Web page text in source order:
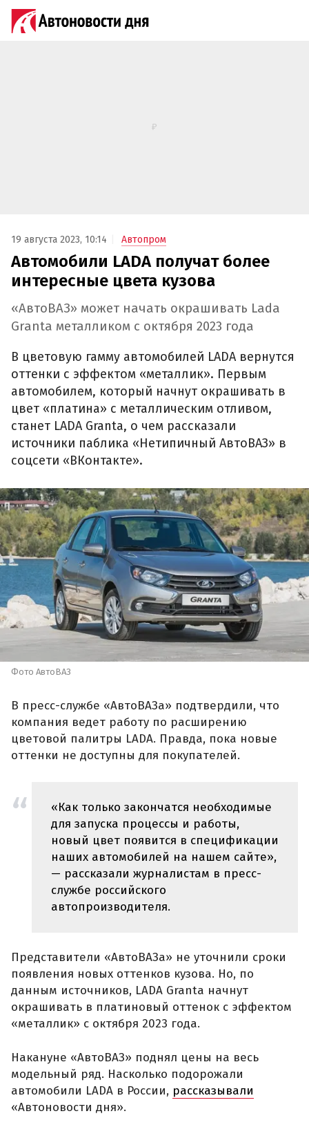
19 августа 2023, 10:14 Автопром
Автомобили LADA получат более
интересные цвета кузова
«АвтоВАЗ» может начать окрашивать Lada
Granta металликом с октября 2023 года
В цветовую гамму автомобилей LADA вернутся
оттенки с эффектом «металлик». Первым
автомобилем, который начнут окрашивать в
цвет «платина» с металлическим отливом,
станет LADA Granta, о чем рассказали
источники паблика «Нетипичный АвтоВАЗ» в
соцсети «ВКонтакте».
Фото АвтоВАЗ
В пресс-службе «АвтоВАЗа» подтвердили, что
компания ведет работу по расширению
цветовой палитры LADA. Правда, пока новые
оттенки не доступны для покупателей.
«Как только закончатся необходимые
для запуска процессы и работы,
новый цвет появится в спецификации
наших автомобилей на нашем сайте»,
— рассказали журналистам в пресс-
службе российского
автопроизводителя.
Представители «АвтоВАЗа» не уточнили сроки
появления новых оттенков кузова. Но, по
данным источников, LADA Granta начнут
окрашивать в платиновый оттенок с эффектом
«металлик» с октября 2023 года.
Накануне «АвтоВАЗ» поднял цены на весь
модельный ряд. Насколько подорожали
автомобили LADA в России, рассказывали
«Автоновости дня».